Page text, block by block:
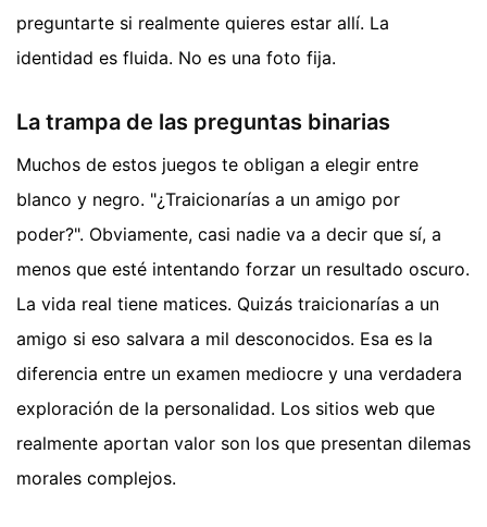
preguntarte si realmente quieres estar allí. La
identidad es fluida. No es una foto fija.
La trampa de las preguntas binarias
Muchos de estos juegos te obligan a elegir entre
blanco y negro. "¿Traicionarías a un amigo por
poder?". Obviamente, casi nadie va a decir que sí, a
menos que esté intentando forzar un resultado oscuro.
La vida real tiene matices. Quizás traicionarías a un
amigo si eso salvara a mil desconocidos. Esa es la
diferencia entre un examen mediocre y una verdadera
exploración de la personalidad. Los sitios web que
realmente aportan valor son los que presentan dilemas
morales complejos.